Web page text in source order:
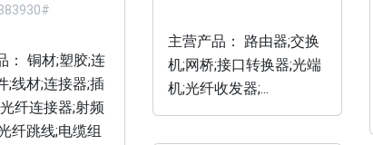
： 铜材;塑胶;连
;线材;连接器;插
纤连接器;射频
纤跳线;电缆组
主营产品： 路由器;交换
机;网桥;接口转换器;光端
机;光纤收发器;...